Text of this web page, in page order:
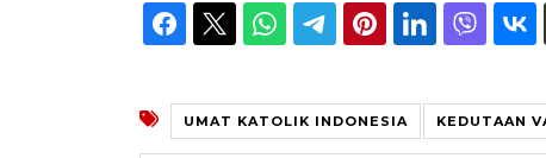
UMAT KATOLIK INDONESIA KEDUTAAN